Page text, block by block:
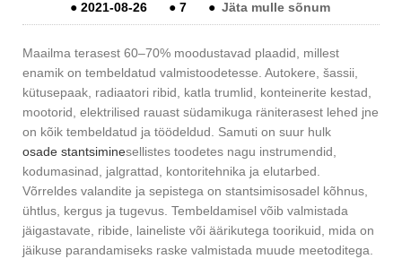
● 2021-08-26 ● 7 ● Jäta mulle sõnum
Maailma terasest 60–70% moodustavad plaadid, millest
enamik on tembeldatud valmistoodetesse. Autokere, šassii,
kütusepaak, radiaatori ribid, katla trumlid, konteinerite kestad,
mootorid, elektrilised rauast südamikuga räniterasest lehed jne
on kõik tembeldatud ja töödeldud. Samuti on suur hulk
osade stantsiminesellistes toodetes nagu instrumendid,
kodumasinad, jalgrattad, kontoritehnika ja elutarbed.
Võrreldes valandite ja sepistega on stantsimisosadel kõhnus,
ühtlus, kergus ja tugevus. Tembeldamisel võib valmistada
jäigastavate, ribide, laineliste või äärikutega toorikuid, mida on
jäikuse parandamiseks raske valmistada muude meetoditega.